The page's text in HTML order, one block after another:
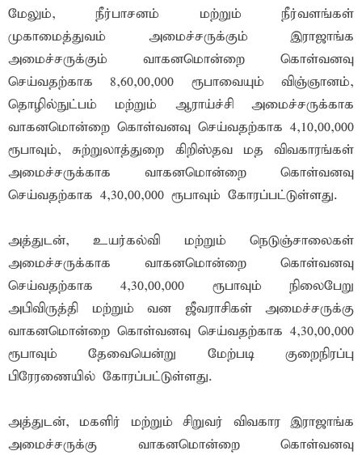
மேலும், நீர்பாசனம் மற்றும் நீர்வளங்கள்
முகாமைத்துவம் அமைச்சருக்கும் இராஜாங்க
அமைச்சருக்கும் வாகனமொன்றை கொள்வனவு
செய்வதற்காக 8,60,00,000 ரூபாவையும் விஞ்ஞானம்,
தொழில்நுட்பம் மற்றும் ஆராய்ச்சி அமைச்சருக்காக
வாகனமொன்றை கொள்வனவு செய்வதற்காக 4,10,00,000
ரூபாவும், சுற்றுலாத்துறை கிறிஸ்தவ மத விவகாரங்கள்
அமைச்சருக்காக வாகனமொன்றை கொள்வனவு
செய்வதற்காக 4,30,00,000 ரூபாவும் கோரப்பட்டுள்ளது.
அத்துடன், உயர்கல்வி மற்றும் நெடுஞ்சாலைகள்
அமைச்சருக்காக வாகனமொன்றை கொள்வனவு
செய்வதற்காக 4,30,00,000 ரூபாவும் நிலைபேறு
அபிவிருத்தி மற்றும் வன ஜீவராசிகள் அமைச்சருக்கு
வாகனமொன்றை கொள்வனவு செய்வதற்காக 4,30,00,000
ரூபாவும் தேவையென்று மேற்படி குறைநிரப்பு
பிரேரணையில் கோரப்பட்டுள்ளது.
அத்துடன், மகளிர் மற்றும் சிறுவர் விவகார இராஜாங்க
அமைச்சருக்கு வாகனமொன்றை கொள்வனவு